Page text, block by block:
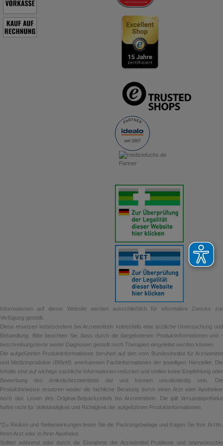
Informationen auf dieser Website werden ausschließlich für informative Zwecke zur
Verfügung gestellt.
Diese ersetzen insbesondere bei Arzneimitteln keinesfalls eine ärztliche Untersuchung und
Behandlung. Bitte beachten Sie, dass durch die dargebotenen Produktinformationen und -
beschreibungstexte weder Diagnosen gestellt noch Therapien eingeleitet werden können.
Die aufgeführten Produktinformationen beruhen auf den vom Bundesinstitut für Arzneimittel
und Medizinprodukte (BfArM) anerkannten Fachinformationen der jeweiligen Hersteller. Die
Inhalte sind auf wichtige sachliche Informationen reduziert und stellen keine Empfehlung oder
Bewerbung des Artikels/Arzneimittels dar und können unvollständig sein. Die
Produkthinweise ersetzen weder die fachliche Beratung durch einen Arzt oder Apotheker
noch das Lesen des Original-Beipackzettels bei Arzneimitteln. Die ipill Versandapotheke
haftet nicht für Vollständigkeit und Richtigkeit der aufgeführten Produktinformationen.
*Zu Risiken und Nebenwirkungen lesen Sie die Packungsbeilage und fragen Sie Ihre Ärztin,
Ihren Arzt oder in Ihrer Apotheke.
Sollten während oder durch die Einnahme der Arzneimittel Probleme und unerwünschte